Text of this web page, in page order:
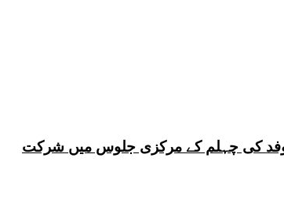
وفد کی چہلم کے مرکزی جلوس میں شرکت